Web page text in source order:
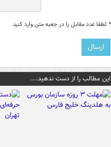
* لطفا عدد مقابل را در جعبه متن وارد کنید
این مطالب را از دست ندهید....